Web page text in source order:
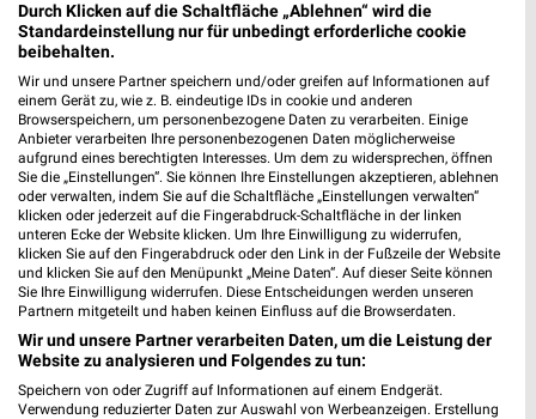
Netto Marken-Discount Warendorf
Dreibrückenstraße 60
48231 Warendorf
Heute geschlossen
373,55 km • Angebote: 3 Prospekte
Netto Marken-Discount Gütersloh
Carl-Bertelsmann-Str. 75
33332 Gütersloh
Heute geschlossen
Durch Klicken auf die Schaltfläche „Ablehnen“ wird die
Standardeinstellung nur für unbedingt erforderliche cookie
beibehalten.
Wir und unsere Partner speichern und/oder greifen auf Informationen auf
einem Gerät zu, wie z. B. eindeutige IDs in cookie und anderen
Browserspeichern, um personenbezogene Daten zu verarbeiten. Einige
Anbieter verarbeiten Ihre personenbezogenen Daten möglicherweise
aufgrund eines berechtigten Interesses. Um dem zu widersprechen, öffnen
Sie die „Einstellungen“. Sie können Ihre Einstellungen akzeptieren, ablehnen
oder verwalten, indem Sie auf die Schaltfläche „Einstellungen verwalten“
klicken oder jederzeit auf die Fingerabdruck-Schaltfläche in der linken
unteren Ecke der Website klicken. Um Ihre Einwilligung zu widerrufen,
klicken Sie auf den Fingerabdruck oder den Link in der Fußzeile der Website
und klicken Sie auf den Menüpunkt „Meine Daten“. Auf dieser Seite können
Sie Ihre Einwilligung widerrufen. Diese Entscheidungen werden unseren
Partnern mitgeteilt und haben keinen Einfluss auf die Browserdaten.
Wir und unsere Partner verarbeiten Daten, um die Leistung der
Website zu analysieren und Folgendes zu tun:
Speichern von oder Zugriff auf Informationen auf einem Endgerät.
Verwendung reduzierter Daten zur Auswahl von Werbeanzeigen. Erstellung